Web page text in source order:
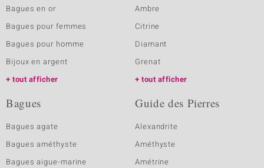
Bagues en or
Bagues pour femmes
Bagues pour homme
Bijoux en argent
tout afficher
Ambre
Citrine
Diamant
Grenat
tout afficher
Bagues
Bagues agate
Bagues améthyste
Bagues aigue-marine
Guide des Pierres
Alexandrite
Améthyste
Amétrine